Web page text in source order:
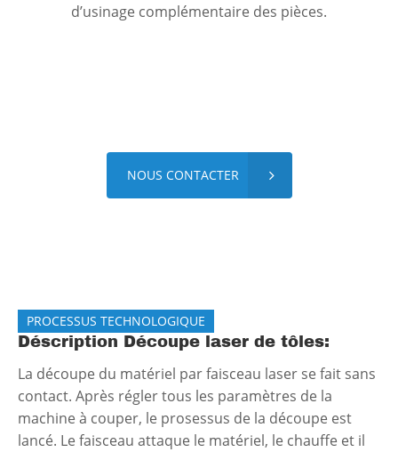
d’usinage complémentaire des pièces.
NOUS CONTACTER
PROCESSUS TECHNOLOGIQUE
Déscription Découpe laser de tôles:
La découpe du matériel par faisceau laser se fait sans
contact. Après régler tous les paramètres de la
machine à couper, le prosessus de la découpe est
lancé. Le faisceau attaque le matériel, le chauffe et il